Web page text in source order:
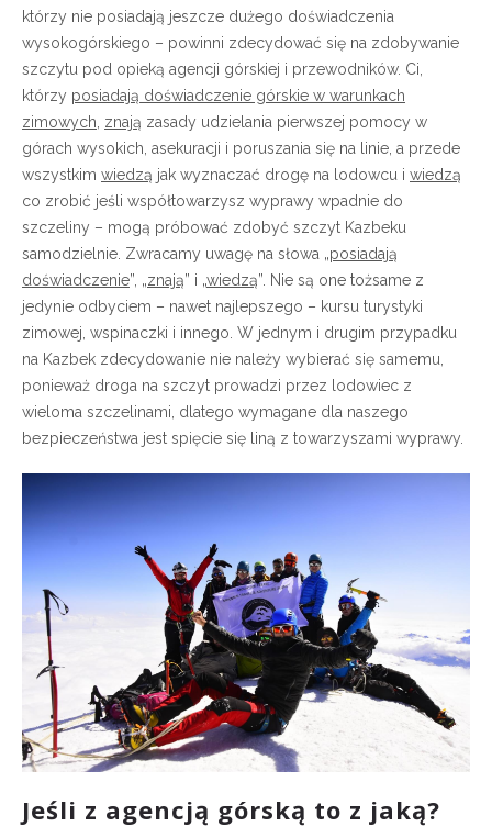
którzy nie posiadają jeszcze dużego doświadczenia
wysokogórskiego – powinni zdecydować się na zdobywanie
szczytu pod opieką agencji górskiej i przewodników. Ci,
którzy posiadają doświadczenie górskie w warunkach
zimowych znają zasady udzielania pierwszej pomocy w
górach wysokich, asekuracji i poruszania się na linie, a przede
wszystkim wiedzą jak wyznaczać drogę na lodowcu i wiedzą
co zrobić jeśli współtowarzysz wyprawy wpadnie do
szczeliny – mogą próbować zdobyć szczyt Kazbeku
samodzielnie. Zwracamy uwagę na słowa „posiadają
doświadczenie”, „znają” i „wiedzą”. Nie są one tożsame z
jedynie odbyciem – nawet najlepszego – kursu turystyki
zimowej, wspinaczki i innego. W jednym i drugim przypadku
na Kazbek zdecydowanie nie należy wybierać się samemu,
ponieważ droga na szczyt prowadzi przez lodowiec z
wieloma szczelinami, dlatego wymagane dla naszego
bezpieczeństwa jest spięcie się liną z towarzyszami wyprawy.
Jeśli z agencją górską to z jaką?